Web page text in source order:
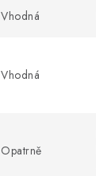
Vhodná
Vhodná
Opatrně